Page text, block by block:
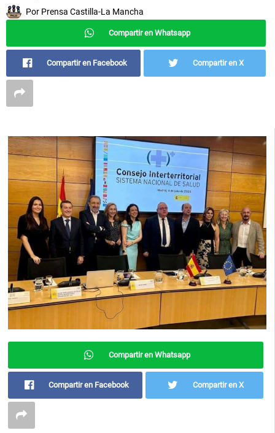
Por Prensa Castilla-La Mancha
Compartir en Whatsapp
Compartir en Facebook Compartir en X
Compartir en Whatsapp
Compartir en Facebook Compartir en X